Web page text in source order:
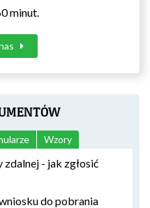
minut.
Wzory
- jak zgłosić
do pobrania